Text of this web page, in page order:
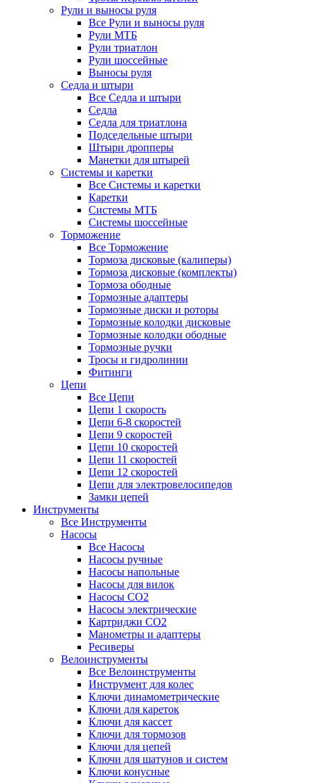
Рули и выносы руля
Все Рули и выносы руля
Рули МТБ
Рули триатлон
Рули шоссейные
Выносы руля
Седла и штыри
Все Седла и штыри
Седла
Седла для триатлона
Подседельные штыри
Штыри дропперы
Манетки для штырей
Системы и каретки
Все Системы и каретки
Каретки
Системы МТБ
Системы шоссейные
Торможение
Все Торможение
Тормоза дисковые (калиперы)
Тормоза дисковые (комплекты)
Тормоза ободные
Тормозные адаптеры
Тормозные диски и роторы
Тормозные колодки дисковые
Тормозные колодки ободные
Тормозные ручки
Тросы и гидролинии
Фитинги
Цепи
Все Цепи
Цепи 1 скорость
Цепи 6-8 скоростей
Цепи 9 скоростей
Цепи 10 скоростей
Цепи 11 скоростей
Цепи 12 скоростей
Цепи для электровелосипедов
Замки цепей
Инструменты
Все Инструменты
Насосы
Все Насосы
Насосы ручные
Насосы напольные
Насосы для вилок
Насосы CO2
Насосы электрические
Картриджи CO2
Манометры и адаптеры
Ресиверы
Велоинструменты
Все Велоинструменты
Инструмент для колес
Ключи динамометрические
Ключи для кареток
Ключи для кассет
Ключи для тормозов
Ключи для цепей
Ключи для шатунов и систем
Ключи конусные